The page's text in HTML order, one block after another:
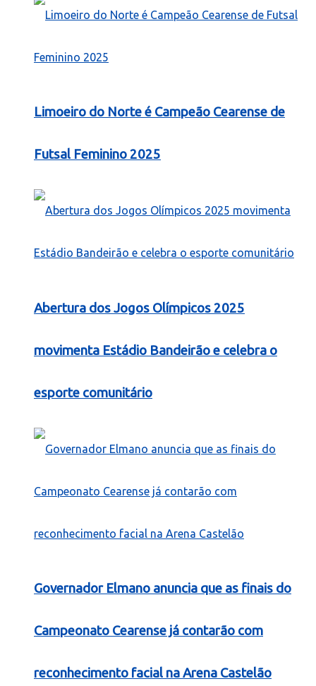
Limoeiro do Norte é Campeão Cearense de
Futsal Feminino 2025
Abertura dos Jogos Olímpicos 2025
movimenta Estádio Bandeirão e celebra o
esporte comunitário
Governador Elmano anuncia que as finais do
Campeonato Cearense já contarão com
reconhecimento facial na Arena Castelão